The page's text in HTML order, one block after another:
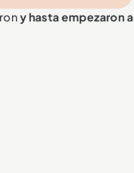
y hasta empezaron a